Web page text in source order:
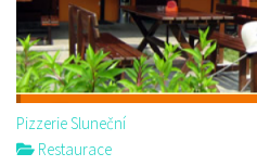
Pizzerie Sluneční
Restaurace